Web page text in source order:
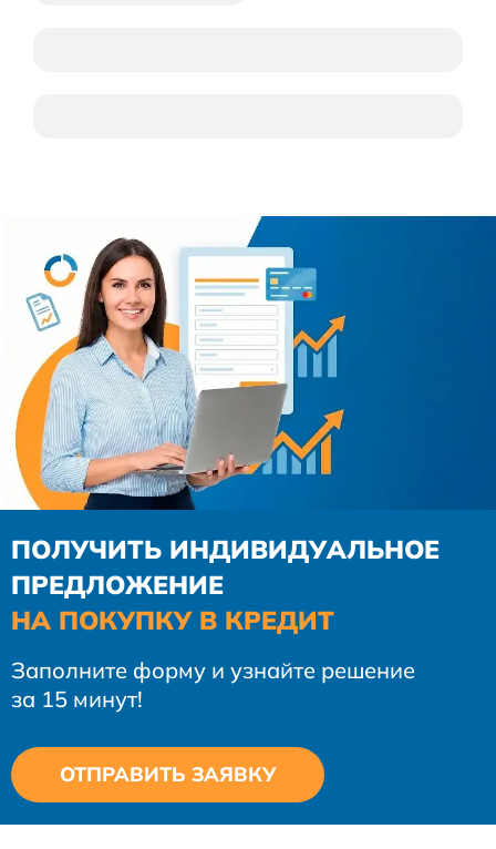
ПОЛУЧИТЬ ИНДИВИДУАЛЬНОЕ
ПРЕДЛОЖЕНИЕ
НА ПОКУПКУ В КРЕДИТ
Заполните форму и узнайте решение
за 15 минут!
ОТПРАВИТЬ ЗАЯВКУ